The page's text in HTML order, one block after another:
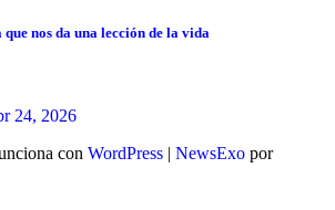
nos da una lección de la vida
24, 2026
con WordPress | NewsExo por